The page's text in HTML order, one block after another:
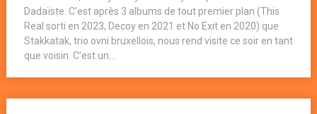
Dadaïste. C’est après 3 albums de tout premier plan (This
Real sorti en 2023, Decoy en 2021 et No Exit en 2020) que
Stakkatak, trio ovni bruxellois, nous rend visite ce soir en tant
que voisin. C’est un...